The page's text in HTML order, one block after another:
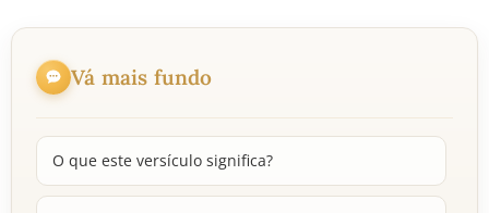
Vá mais fundo
O que este versículo significa?